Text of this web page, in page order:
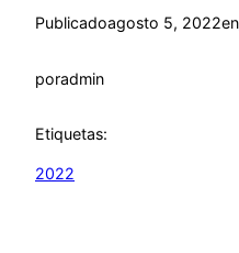
Publicadoagosto 5, 2022en
poradmin
Etiquetas:
2022